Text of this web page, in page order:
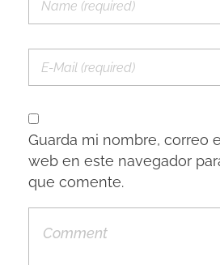
Guarda mi nombre, correo
web en este navegador
que comente.